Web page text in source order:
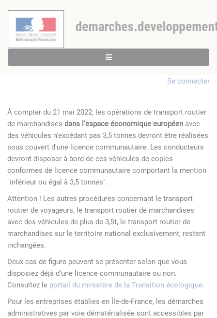
Se connecter
À compter du 21 mai 2022, les opérations de transport routier
de marchandises dans l'espace économique européen avec
des véhicules n'excédant pas 3,5 tonnes devront être réalisées
sous couvert d'une licence communautaire. Les conducteurs
devront disposer à bord de ces véhicules de copies
conformes de licence communautaire comportant la mention
"inférieur ou égal à 3,5 tonnes".
Attention ! Les autres procédures concernant le transport
routier de voyageurs, le transport routier de marchandises
avec des véhicules de plus de 3,5t, le transport routier de
marchandises sur le territoire national exclusivement, restent
inchangées.
Deux cas de figure peuvent se présenter selon que vous
disposiez déjà d'une licence communautaire ou non.
Consultez le portail du ministère de la Transition écologique.
Pour les entreprises établies en Île-de-France, les démarches
administratives par voie dématérialisée sont accessibles par